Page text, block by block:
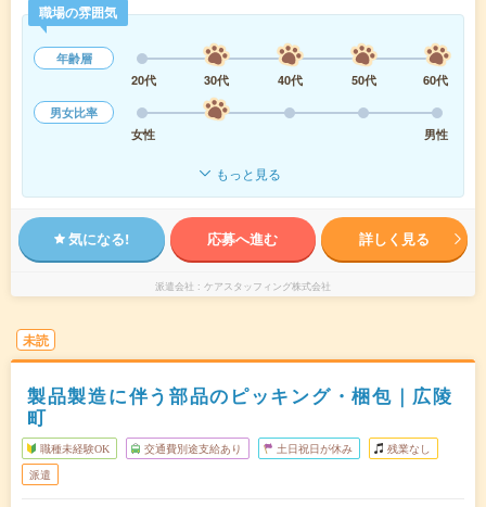
職場の雰囲気
年齢層
20代
30代 40代 50代
60代
男女比率
女性
男性
もっと見る
気になる! 応募へ進む 詳しく見る
派遣会社 ケアスタッフィング株式会社
未読
製品製造に伴う部品のピッキング・梱包｜広陵
町
職種未経験OK 交通費別途支給あり 土日祝日が休み 残業なし
派遣